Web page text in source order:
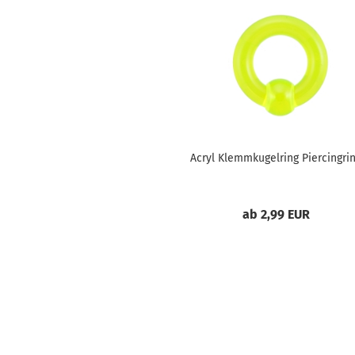
Acryl Klemmkugelring
ab 2,99 EUR